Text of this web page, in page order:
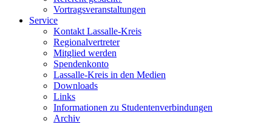
Vortragsveranstaltungen
Service
Kontakt Lassalle-Kreis
Regionalvertreter
Mitglied werden
Spendenkonto
Lassalle-Kreis in den Medien
Downloads
Links
Informationen zu Studentenverbindungen
Archiv